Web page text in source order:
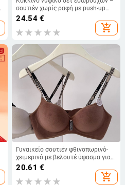
σουτιέν χωρίς ραφή με push-up
και σταθερά κύπελλα, σλιπ σε
24.54€
add_shopping_cart
Γυναικείο σουτιέν φθινοπωρινό-
χειμερινό με βελουτέ ύφασμα για
μικρό στήθος, Push-Up, AA
μέγεθος, πλήρης κάλυψη, παχύ,
χωρίς μεταλλικές ενισχύσεις
20.61 €
add_shopping_cart